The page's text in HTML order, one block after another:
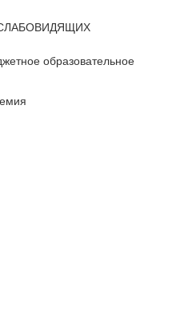
образовательное